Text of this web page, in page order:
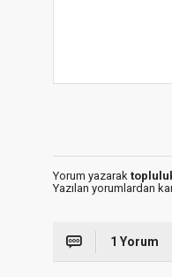
Yorum yazarak
Yazılan yorumlardan
1 Yorum